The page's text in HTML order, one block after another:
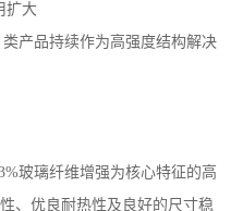
扩大
产品持续作为高强度结构解决
玻璃纤维增强为核心特征的高
、优良耐热性及良好的尺寸稳